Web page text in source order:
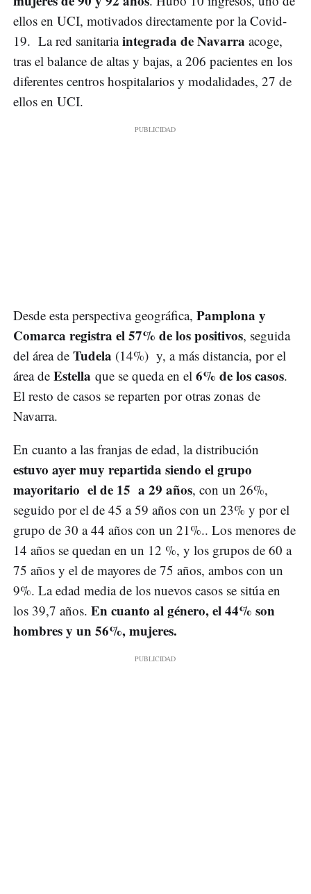
ellos en UCI, motivados directamente por la Covid-
19. La red sanitariaintegrada de Navarra acoge,
tras el balance de altas y bajas, a 206 pacientes en los
diferentes centros hospitalarios y modalidades, 27 de
ellos en UCI.
Desde esta perspectiva geográfica, Pamplona y
Comarca registra el 57% de los positivos, seguida
del área de Tudela (14%) y, a más distancia, por el
área de Estella que se queda en el 6% de los casos.
El resto de casos se reparten por otras zonas de
Navarra.
En cuanto a las franjas de edad, la distribución
estuvo ayer muy repartida siendo el grupo
mayoritario el de 15 a 29 años, con un 26%,
seguido por el de 45 a 59 años con un 23% y por el
grupo de 30 a 44 años con un 21%.. Los menores de
14 años se quedan en un 12 %, y los grupos de 60 a
75 años y el de mayores de 75 años, ambos con un
9%. La edad media de los nuevos casos se sitúa en
los 39,7 años. En cuanto al género, el 44% son
hombres y un 56%, mujeres.